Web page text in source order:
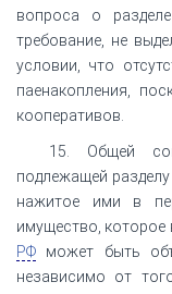
вопроса о
требование, не
условии, что
паенакопления,
кооперативов.
15. Общей
подлежащей
нажитое ими в
имущество, которое
РФ может быть
независимо от